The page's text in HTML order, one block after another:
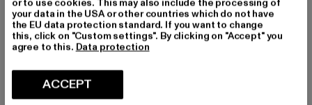
or to use cookies. This may also include the processing of
your data in the USA or other countries which do not have
the EU data protection standard. If you want to change
this, click on "Custom settings". By clicking on "Accept" you
agree to this. Data protection
ACCEPT